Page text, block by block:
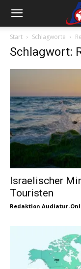
Start Schlagworte
Schlagwort:
Israelischer
Touristen
Redaktion Audiatur-